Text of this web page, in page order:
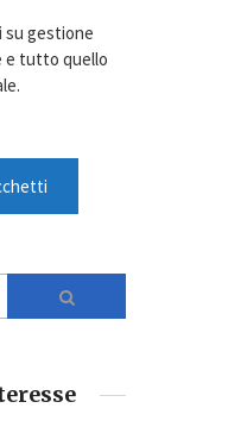
su gestione
e tutto quello